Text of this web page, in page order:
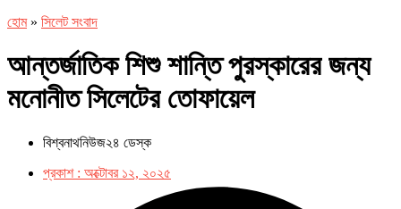
হোম» সিলেট সংবাদ
আন্তর্জাতিক শিশু শান্তি পুরস্কারের জন্য
মনোনীত সিলেটের তোফায়েল
বিশ্বনাথনিউজ২৪ ডেস্ক
প্রকাশ : অক্টোবর ১২, ২০২৫